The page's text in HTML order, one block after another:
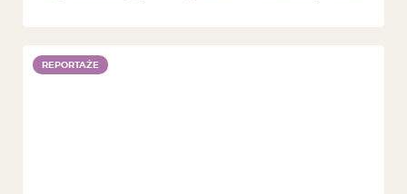
REPORTAŻE